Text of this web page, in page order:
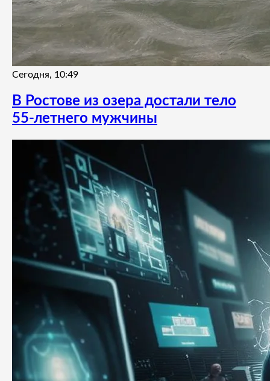
Сегодня, 10:49
В Ростове из озера достали тело
55-летнего мужчины